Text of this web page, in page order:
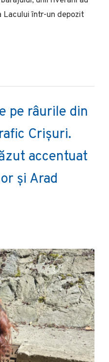
Lacului într-un depozit
pe râurile din
Crișuri.
accentuat
și Arad